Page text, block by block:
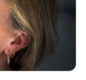
los recursos
Nacional para